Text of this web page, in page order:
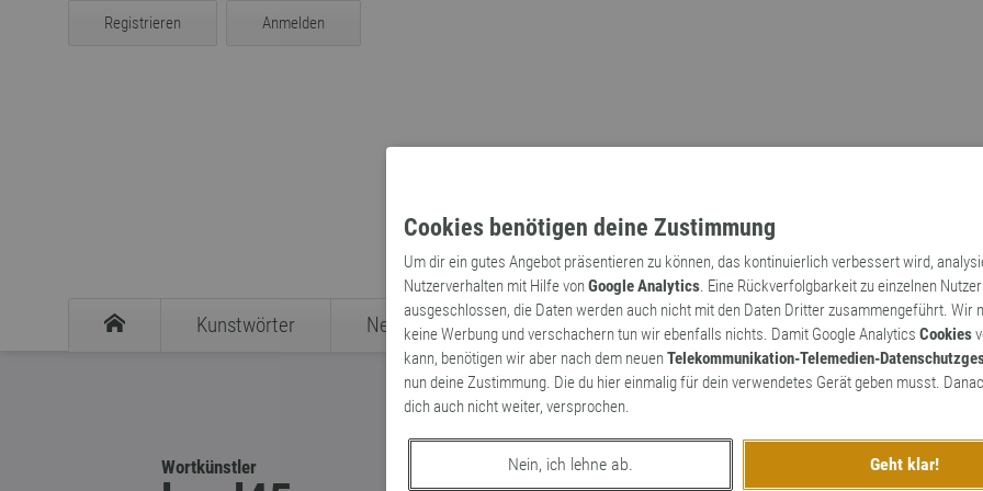
Cookies benötigen deine Zustimmung
Um dir ein gutes Angebot präsentieren zu können, das kontinuierlich verbessert wird,
Nutzerverhalten mit Hilfe vonGoogle Analytics. Eine Rückverfolgbarkeit zu einzelnen
ausgeschlossen, die Daten werden auch nicht mit den Daten Dritter zusammengeführt. Wir
keine Werbung und verschachern tun wir ebenfalls nichts. Damit Google Analytics Cookies
kann, benötigen wir aber nach dem neuenTelekommunikation-Telemedien-
nun deine Zustimmung. Die du hier einmalig für dein verwendetes Gerät geben musst.
dich auch nicht weiter, versprochen.
Nein, ich lehne ab. Geht klar!
Registrieren Anmelden
Kunstwörter Neologismen Archaismen Markennamen
Wortkünstler